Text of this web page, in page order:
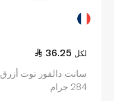
36.25 لكل
سانت دالفور توت أزرق
284 جرام